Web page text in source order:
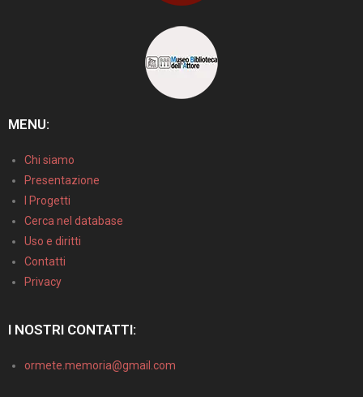
MENU:
Chi siamo
Presentazione
I Progetti
Cerca nel database
Uso e diritti
Contatti
Privacy
I NOSTRI CONTATTI:
ormete.memoria@gmail.com